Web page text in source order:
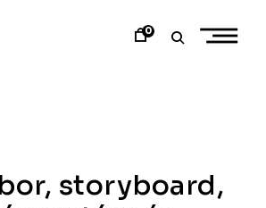
0
storyboard,